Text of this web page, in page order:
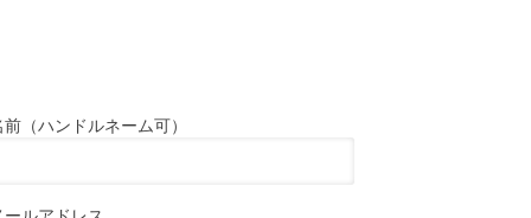
前（ハンドルネーム可）